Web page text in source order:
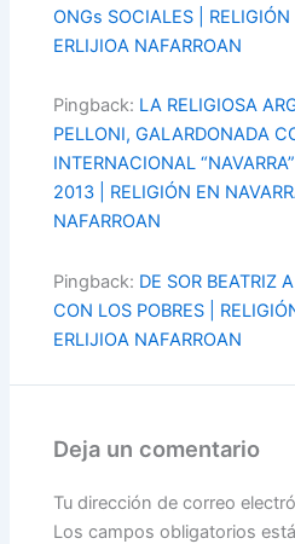
ONGs SOCIALES | RELIGIÓN
ERLIJIOA NAFARROAN
Pingback: LA RELIGIOSA
PELLONI, GALARDONADA
INTERNACIONAL
2013 | RELIGIÓN EN
NAFARROAN
Pingback: DE SOR BEATRIZ
CON LOS POBRES |
ERLIJIOA NAFARROAN
Deja un comentario
Tu dirección de correo
Los campos obligatorios